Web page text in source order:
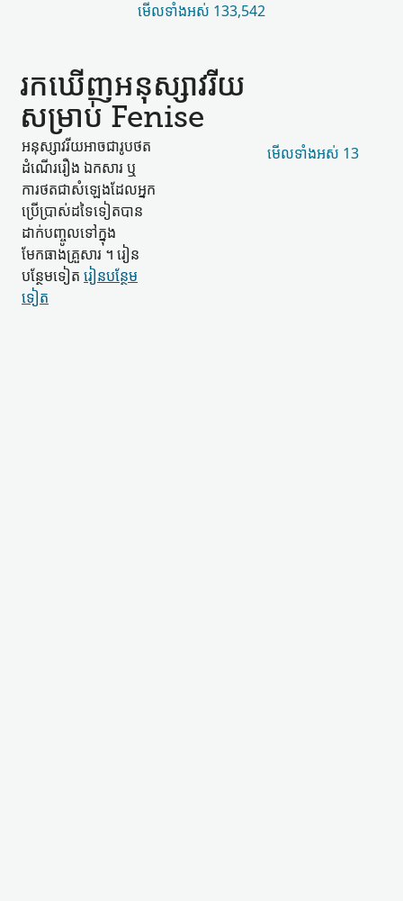
មើល​ទាំងអស់ 133,542
រកឃើញ​អនុស្សាវរីយ​
សម្រាប់ Fenise
អនុស្សាវរីយ​អាច​ជា​រូបថត
ដំណើររឿង ឯកសារ ឬ​
ការថត​ជា​សំឡេង​ដែល​អ្នក
ប្រើប្រាស់​ដទៃទៀត​បាន​
ដាក់​បញ្ចូល​ទៅក្នុង​
មែកធាង​គ្រួសារ ។ រៀន​
បន្ថែម​ទៀត រៀន​បន្ថែម​
ទៀត
មើល​ទាំងអស់ 13